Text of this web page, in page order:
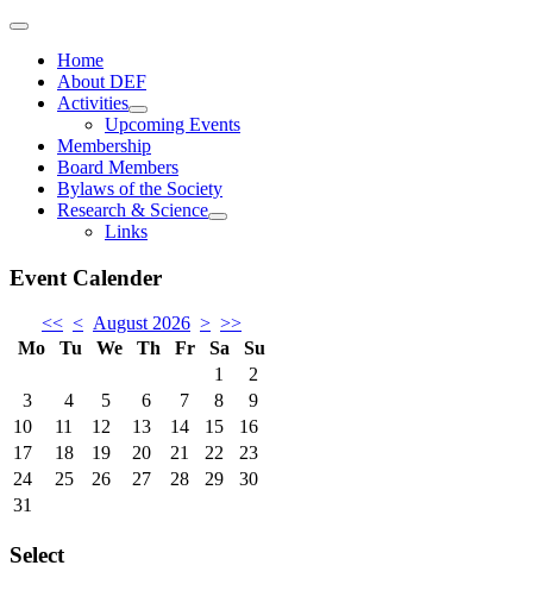
Home
About DEF
Activities
Upcoming Events
Membership
Board Members
Bylaws of the Society
Research & Science
Links
Event Calender
<< < August 2026 > >>
Mo
Tu We Th Fr Sa
Su
1
2
3
4 5 6 7 8
9
10
11 12 13 14 15
16
17
18 19 20 21 22
23
24
25 26 27 28 29
30
31
Select